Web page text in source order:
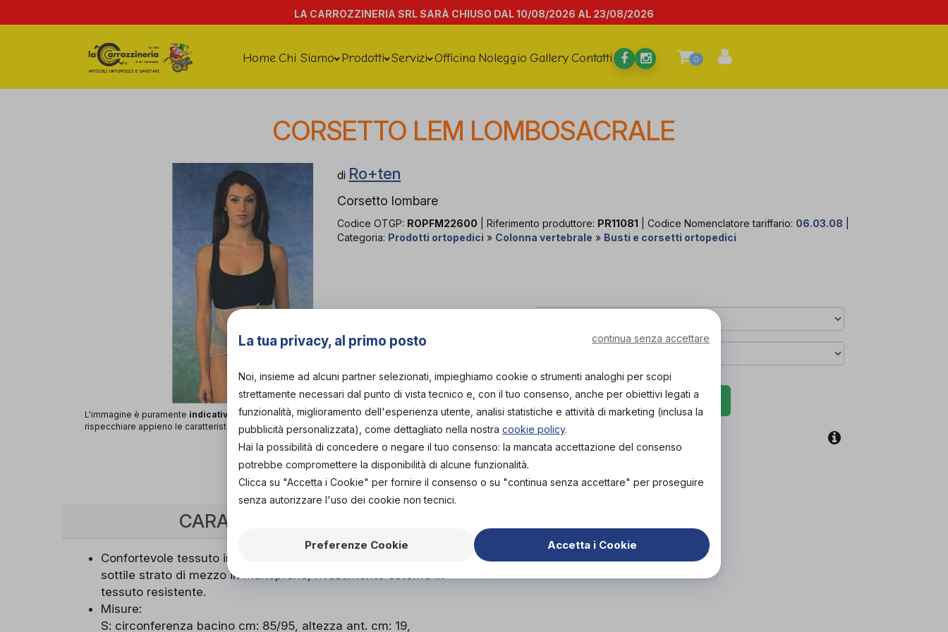
LA CARROZZINERIA SRL SARÀ CHIUSO DAL 10/08/2026 AL 23/08/2026
Home Chi Siamo Prodotti Servizi Officina Noleggio Gallery Contatti 0
CORSETTO LEM LOMBOSACRALE
L'immagine è puramente indicativa
e potrebbe non
rispecchiare appieno le caratteristiche del prodotto.
di Ro+ten
Corsetto lombare
Codice OTGP: ROPFM22600 | Riferimento produttore: PR11081 | Codice Nomenclatore tariffario: 06.03.08
Categoria: Prodotti ortopedici » Colonna vertebrale » Busti e corsetti ortopedici
PROVA E ACQUISTA IN
DA75,00€
PROVA E NOLEGGIA IN
NEGOZIO
NON DISPONIBILE
ACQUISTA ONLINE
NON DISPONIBILE
Organizza prova in negozio
Scarica il coupon
CARATTERISTICHE
Confortevole tessuto in lycra e cotone nella parte interna,
sottile strato di mezzo in multoprene, rivestimento esterno in
tessuto resistente.
Misure:
S: circonferenza bacino cm: 85/95, altezza ant. cm: 19,
La tua privacy, al primo posto continua senza accettare
Noi, insieme ad alcuni partner selezionati, impieghiamo cookie o strumenti analoghi per scopi
strettamente necessari dal punto di vista tecnico e, con il tuo consenso, anche per obiettivi legati a
funzionalità, miglioramento dell'esperienza utente, analisi statistiche e attività di marketing (inclusa la
pubblicità personalizzata), come dettagliato nella nostra cookie policy.
Hai la possibilità di concedere o negare il tuo consenso: la mancata accettazione del consenso
potrebbe compromettere la disponibilità di alcune funzionalità.
Clicca su "Accetta i Cookie" per fornire il consenso o su "continua senza accettare" per proseguire
senza autorizzare l'uso dei cookie non tecnici.
Preferenze Cookie Accetta i Cookie